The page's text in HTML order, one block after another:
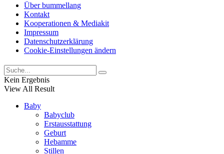
Über bummellang
Kontakt
Kooperationen & Mediakit
Impressum
Datenschutzerklärung
Cookie-Einstellungen ändern
Kein Ergebnis
View All Result
Baby
Babyclub
Erstausstattung
Geburt
Hebamme
Stillen